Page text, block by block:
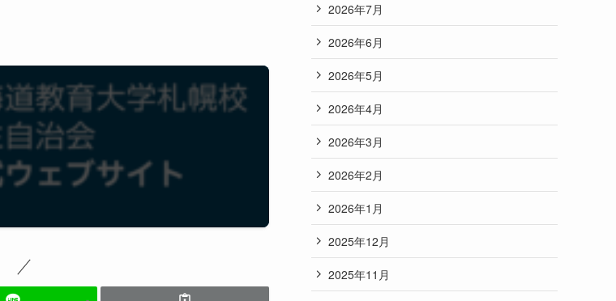
2026年7月
2026年6月
2026年5月
2026年4月
2026年3月
2026年2月
2026年1月
2025年12月
2025年11月